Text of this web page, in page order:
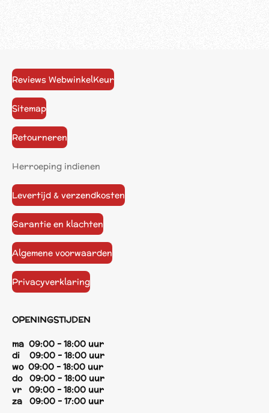
Reviews WebwinkelKeur
Sitemap
Retourneren
Herroeping indienen
Levertijd & verzendkosten
Garantie en klachten
Algemene voorwaarden
Privacyverklaring
OPENINGSTIJDEN
ma 09:00 - 18:00 uur
di 09:00 - 18:00 uur
wo 09:00 - 18:00 uur
do 09:00 - 18:00 uur
vr 09:00 - 18:00 uur
za 09:00 - 17:00 uur